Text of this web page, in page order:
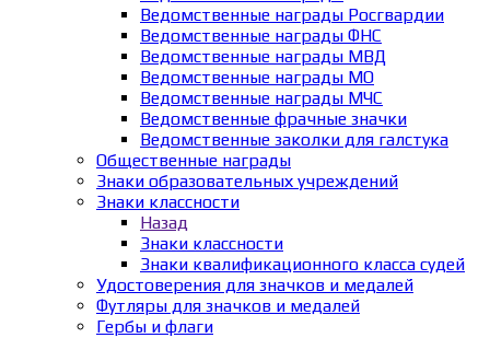
Ведомственные награды Росгвардии
Ведомственные награды ФНС
Ведомственные награды МВД
Ведомственные награды МО
Ведомственные награды МЧС
Ведомственные фрачные значки
Ведомственные заколки для галстука
Общественные награды
Знаки образовательных учреждений
Знаки классности
Назад
Знаки классности
Знаки квалификационного класса судей
Удостоверения для значков и медалей
Футляры для значков и медалей
Гербы и флаги